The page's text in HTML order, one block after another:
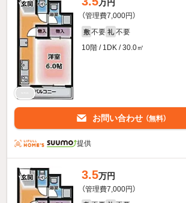
万円
（管理費7,000円）
敷 不要 礼 不要
10階 / 1DK / 30.0㎡
お問い合わせ （無料）
提供
3.5万円
（管理費7,000円）